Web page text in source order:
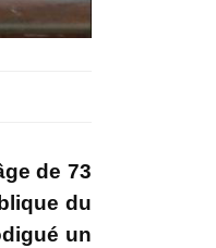
de 73
du
un